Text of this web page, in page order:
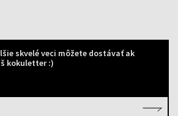
skvelé veci môžete dostávať ak
kokuletter :)